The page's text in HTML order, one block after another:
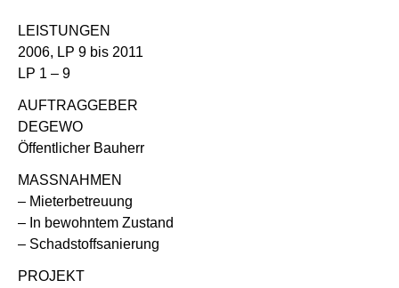
LEISTUNGEN
2006, LP 9 bis 2011
LP 1 – 9
AUFTRAGGEBER
DEGEWO
Öffentlicher Bauherr
MASSNAHMEN
– Mieterbetreuung
– In bewohntem Zustand
– Schadstoffsanierung
PROJEKT